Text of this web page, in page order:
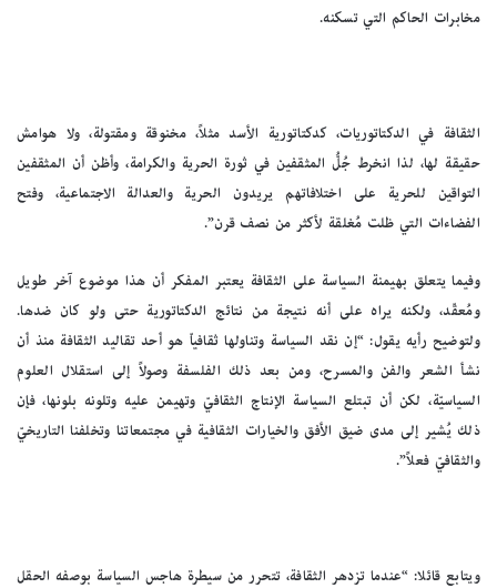
مخابرات الحاكم التي تسكنه.
الثقافة في الدكتاتوريات، كدكتاتورية الأسد مثلاً، مخنوقة ومقتولة، ولا هوامش
حقيقة لها، لذا انخرط جُلُّ المثقفين في ثورة الحرية والكرامة، وأظن أن المثقفين
التواقين للحرية على اختلافاتهم يريدون الحرية والعدالة الاجتماعية، وفتح
الفضاءات التي ظلت مُغلقة لأكثر من نصف قرن”.
وفيما يتعلق بهيمنة السياسة على الثقافة يعتبر المفكر أن هذا موضوع آخر طويل
ومُعقّد، ولكنه يراه على أنه نتيجة من نتائج الدكتاتورية حتى ولو كان ضدها.
ولتوضيح رأيه يقول: “إن نقد السياسة وتناولها ثقافياّ هو أحد تقاليد الثقافة منذ أن
نشأ الشعر والفن والمسرح، ومن بعد ذلك الفلسفة وصولاً إلى استقلال العلوم
السياسيّة، لكن أن تبتلع السياسة الإنتاج الثقافيّ وتهيمن عليه وتلونه بلونها، فإن
ذلك يُشير إلى مدى ضيق الأفق والخيارات الثقافية في مجتمعاتنا وتخلفنا التاريخيّ
والثقافيّ فعلاً”.
ويتابع قائلا: “عندما تزدهر الثقافة، تتحرر من سيطرة هاجس السياسة بوصفه الحقل